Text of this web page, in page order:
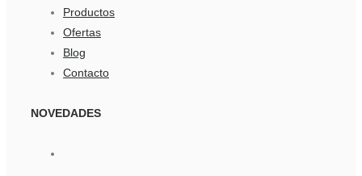
Productos
Ofertas
Blog
Contacto
NOVEDADES